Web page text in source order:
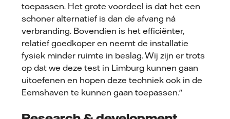
toepassen. Het grote voordeel is dat het een
schoner alternatief is dan de afvang ná
verbranding. Bovendien is het efficiënter,
relatief goedkoper en neemt de installatie
fysiek minder ruimte in beslag. Wij zijn er trots
op dat we deze test in Limburg kunnen gaan
uitoefenen en hopen deze techniek ook in de
Eemshaven te kunnen gaan toepassen."